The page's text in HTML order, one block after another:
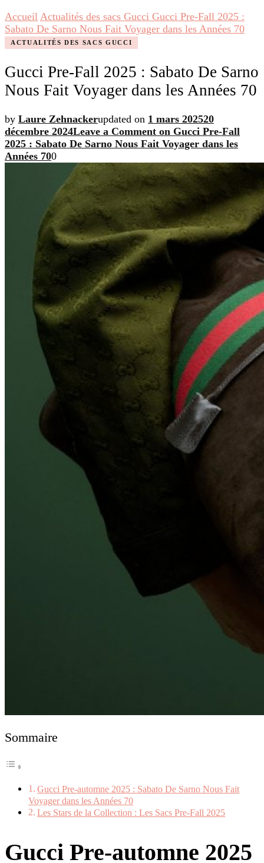
Accueil Actualités des sacs Gucci Gucci Pre-Fall 2025 :
Sabato De Sarno Nous Fait Voyager dans les Années 70
ACTUALITÉS DES SACS GUCCI
Gucci Pre-Fall 2025 : Sabato De Sarno
Nous Fait Voyager dans les Années 70
by Laure Zehnackerupdated on 1 mars 202520
décembre 2024Leave a Comment on Gucci Pre-Fall
2025 : Sabato De Sarno Nous Fait Voyager dans les
Années 700
Sommaire
Gucci Pre-automne 2025 : Sabato De Sarno Nous Fait
Voyager dans les Années 70
Les Stars de la Collection : Les Sacs Pre-Fall 2025
Gucci Pre-automne 2025